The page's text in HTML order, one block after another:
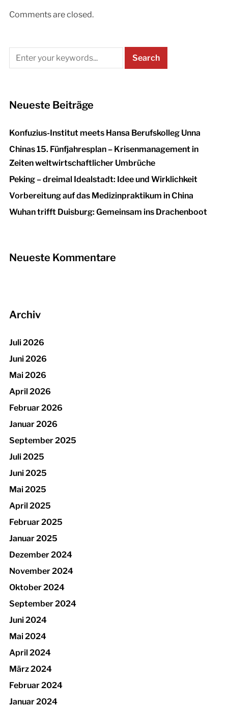
Comments are closed.
Neueste Beiträge
Konfuzius-Institut meets Hansa Berufskolleg Unna
Chinas 15. Fünfjahresplan – Krisenmanagement in
Zeiten weltwirtschaftlicher Umbrüche
Peking – dreimal Idealstadt: Idee und Wirklichkeit
Vorbereitung auf das Medizinpraktikum in China
Wuhan trifft Duisburg: Gemeinsam ins Drachenboot
Neueste Kommentare
Archiv
Juli 2026
Juni 2026
Mai 2026
April 2026
Februar 2026
Januar 2026
September 2025
Juli 2025
Juni 2025
Mai 2025
April 2025
Februar 2025
Januar 2025
Dezember 2024
November 2024
Oktober 2024
September 2024
Juni 2024
Mai 2024
April 2024
März 2024
Februar 2024
Januar 2024